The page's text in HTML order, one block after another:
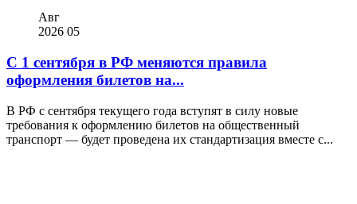
Авг
2026 05
С 1 сентября в РФ меняются правила
оформления билетов на...
В РФ с сентября текущего года вступят в силу новые
требования к оформлению билетов на общественный
транспорт — будет проведена их стандартизация вместе с...